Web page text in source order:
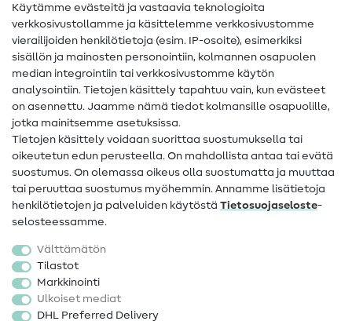
Ompelusanasto
Ompeluohjeet
Apua ja yhteystiedot
Yhteystiedot
Tietoa omistajanvaihdoksesta
Peruutusoikeus
Suosittu
Kankaat
Ompelutarvikkeet
Ale
Käytämme evästeitä ja vastaavia teknologioita
verkkosivustollamme ja käsittelemme verkkosivustomme
vierailijoiden henkilötietoja (esim. IP-osoite), esimerkiksi
sisällön ja mainosten personointiin, kolmannen osapuolen
median integrointiin tai verkkosivustomme käytön
analysointiin. Tietojen käsittely tapahtuu vain, kun evästeet
on asennettu. Jaamme nämä tiedot kolmansille osapuolille,
jotka mainitsemme asetuksissa.
Tietojen käsittely voidaan suorittaa suostumuksella tai
oikeutetun edun perusteella. On mahdollista antaa tai evätä
suostumus. On olemassa oikeus olla suostumatta ja muuttaa
tai peruuttaa suostumus myöhemmin. Annamme lisätietoja
henkilötietojen ja palveluiden käytöstä Tietosuojaseloste-
selosteessamme.
Välttämätön
Tilastot
Markkinointi
Ulkoiset mediat
DHL Preferred Delivery